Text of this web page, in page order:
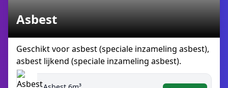
Asbest
Geschikt voor asbest (speciale inzameling asbest),
asbest lijkend (speciale inzameling asbest).